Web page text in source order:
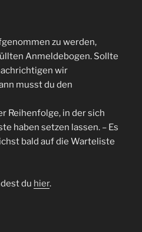
zu werden,
Anmeldebogen. Sollte
wir
musst du den
Reihenfolge, in der sich
haben setzen lassen. – Es
bald auf die Warteliste
du hier.